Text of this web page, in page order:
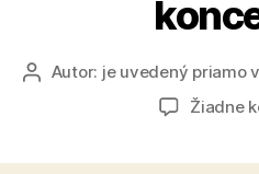
AutorAutor: je uvedený priamo
Žiadne